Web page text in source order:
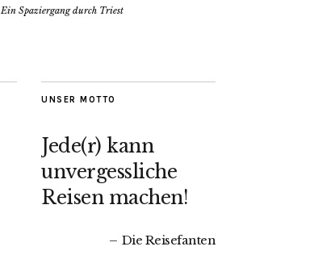
Ein Spaziergang durch Triest
UNSER MOTTO
Jede(r) kann
unvergessliche
Reisen machen!
Die Reisefanten